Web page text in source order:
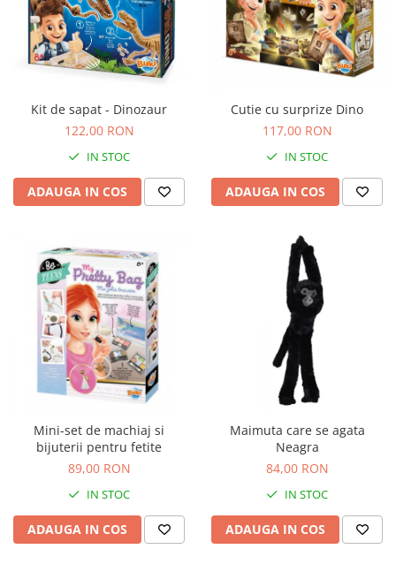
Kit de sapat - Dinozaur
122,00 RON
IN STOC
ADAUGA IN COS
Cutie cu surprize Dino
117,00 RON
IN STOC
ADAUGA IN COS
Mini-set de machiaj si
bijuterii pentru fetite
89,00 RON
IN STOC
ADAUGA IN COS
Maimuta care se agata
Neagra
84,00 RON
IN STOC
ADAUGA IN COS